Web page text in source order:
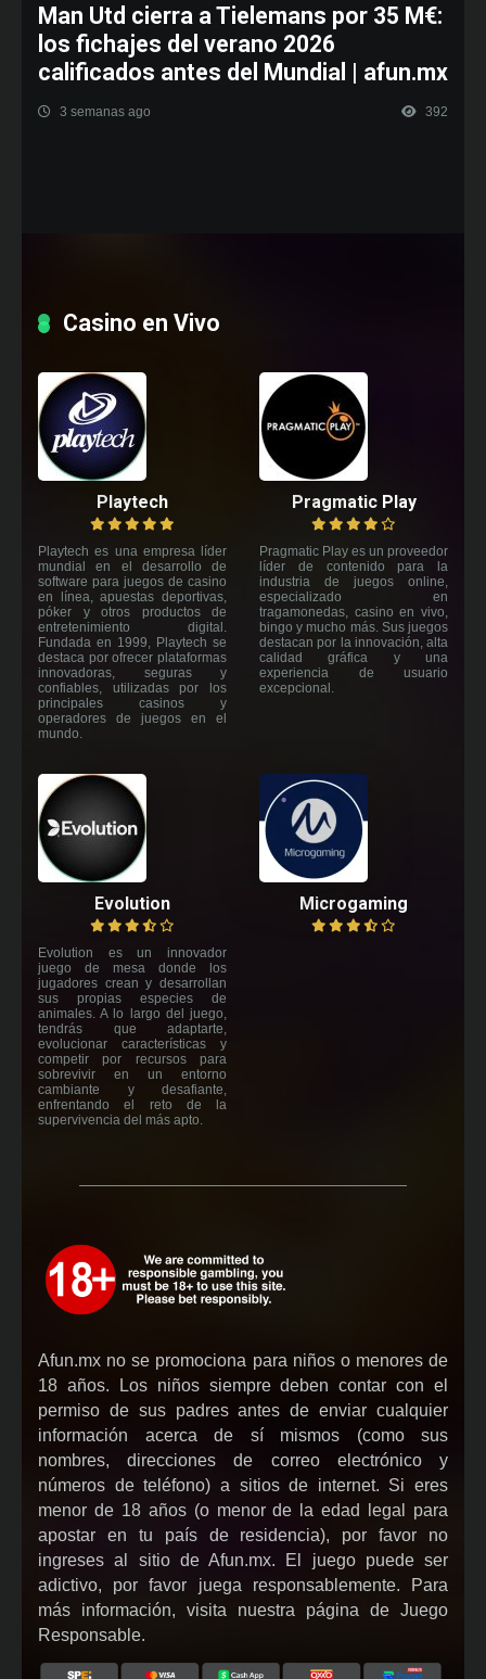
Man Utd cierra a Tielemans por 35 M€:
los fichajes del verano 2026
calificados antes del Mundial | afun.mx
3 semanas ago 392
Casino en Vivo
Playtech
Playtech es una empresa líder
mundial en el desarrollo de
software para juegos de casino
en línea, apuestas deportivas,
póker y otros productos de
entretenimiento digital.
Fundada en 1999, Playtech se
destaca por ofrecer plataformas
innovadoras, seguras y
confiables, utilizadas por los
principales casinos y
operadores de juegos en el
mundo.
Pragmatic Play
Pragmatic Play es un proveedor
líder de contenido para la
industria de juegos online,
especializado en
tragamonedas, casino en vivo,
bingo y mucho más. Sus juegos
destacan por la innovación, alta
calidad gráfica y una
experiencia de usuario
excepcional.
Evolution
Evolution es un innovador
juego de mesa donde los
jugadores crean y desarrollan
sus propias especies de
animales. A lo largo del juego,
tendrás que adaptarte,
evolucionar características y
competir por recursos para
sobrevivir en un entorno
cambiante y desafiante,
enfrentando el reto de la
supervivencia del más apto.
Microgaming
Afun.mx no se promociona para niños o menores de
18 años. Los niños siempre deben contar con el
permiso de sus padres antes de enviar cualquier
información acerca de sí mismos (como sus
nombres, direcciones de correo electrónico y
números de teléfono) a sitios de internet. Si eres
menor de 18 años (o menor de la edad legal para
apostar en tu país de residencia), por favor no
ingreses al sitio de Afun.mx. El juego puede ser
adictivo, por favor juega responsablemente. Para
más información, visita nuestra página de Juego
Responsable.